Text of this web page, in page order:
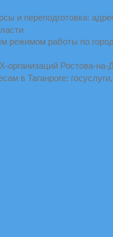
и переподготовка:
режимом работы по
Ростова-на-
в Таганроге: